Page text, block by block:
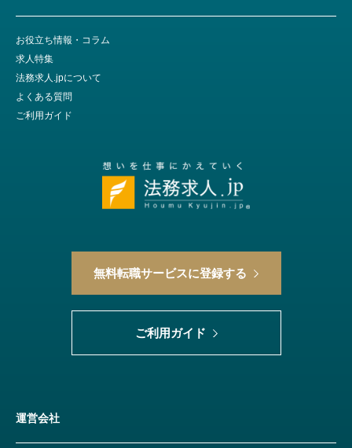
無料転職サービスに登録する
ご利用ガイド
運営会社
お役立ち情報・コラム
求人特集
法務求人.jpについて
よくある質問
ご利用ガイド